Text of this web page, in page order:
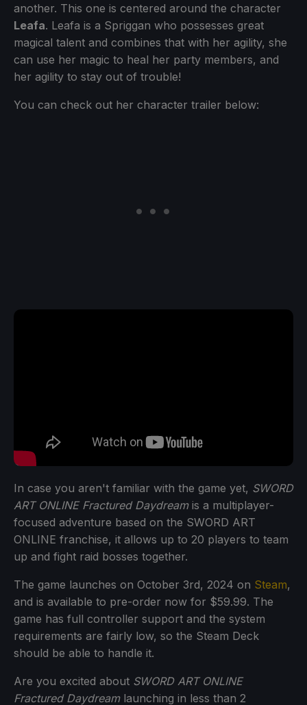
another. This one is centered around the character
Leafa. Leafa is a Spriggan who possesses great
magical talent and combines that with her agility, she
can use her magic to heal her party members, and
her agility to stay out of trouble!
You can check out her character trailer below:
In case you aren't familiar with the game yet, SWORD
ART ONLINE Fractured Daydreamis a multiplayer-
focused adventure based on the SWORD ART
ONLINE franchise, it allows up to 20 players to team
up and fight raid bosses together.
The game launches on October 3rd, 2024 on Steam,
and is available to pre-order now for $59.99. The
game has full controller support and the system
requirements are fairly low, so the Steam Deck
should be able to handle it.
Are you excited about SWORD ART ONLINE
Fractured Daydreamlaunching in less than 2